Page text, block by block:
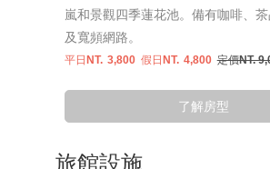
嵐和景觀四季蓮花池。備有咖啡、
及寬頻網路。
平日NT. 3,800 假日NT. 4,800定價NT.
了解房型
旅館設施